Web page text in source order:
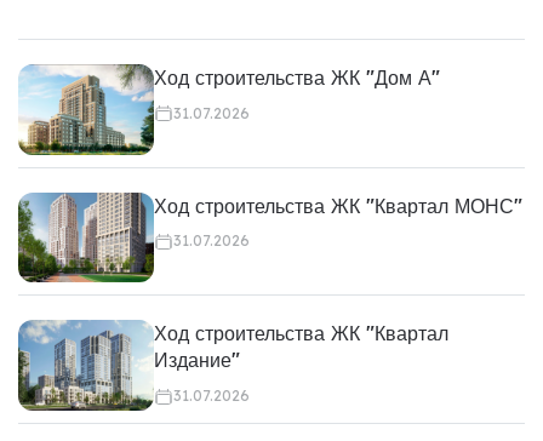
Ход строительства ЖК "Дом А"
31.07.2026
Ход строительства ЖК "Квартал МОНС"
31.07.2026
Ход строительства ЖК "Квартал
Издание"
31.07.2026